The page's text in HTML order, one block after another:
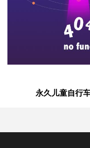
永久儿童自行